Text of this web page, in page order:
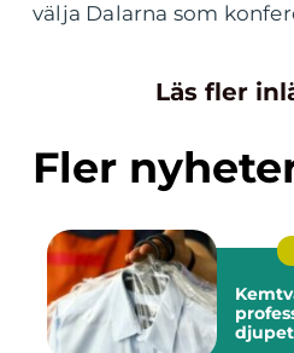
välja Dalarna som
Läs fler
Fler
djupet